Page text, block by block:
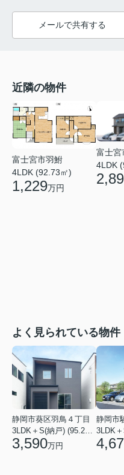
メールで共有する
近隣の物件
富士宮市羽鮒
4LDK (92.73㎡)
1,229万円
富士宮
4LDK
よく見られている物件
静岡市葵区羽鳥４丁目
3LDK＋S(納戸) (95.22㎡)
3,590万円